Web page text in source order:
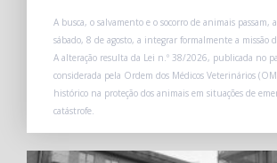
A busca, o salvamento e o socorro de animais passam,
sábado, 8 de agosto, a integrar formalmente a missão
A alteração resulta da Lei n.º 38/2026, publicada no
considerada pela Ordem dos Médicos Veterinários
histórico na proteção dos animais em situações de
catástrofe.